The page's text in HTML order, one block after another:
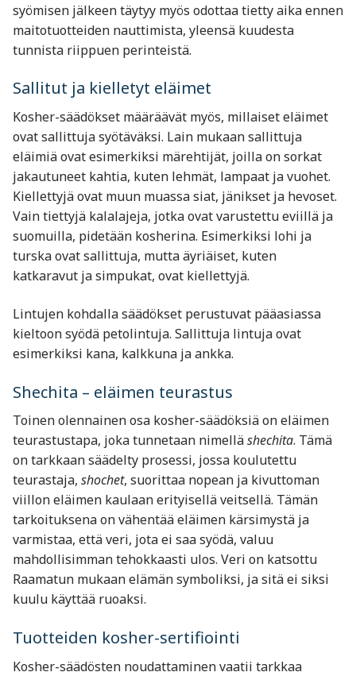
syömisen jälkeen täytyy myös odottaa tietty aika ennen
maitotuotteiden nauttimista, yleensä kuudesta
tunnista riippuen perinteistä.
Sallitut ja kielletyt eläimet
Kosher-säädökset määräävät myös, millaiset eläimet
ovat sallittuja syötäväksi. Lain mukaan sallittuja
eläimiä ovat esimerkiksi märehtijät, joilla on sorkat
jakautuneet kahtia, kuten lehmät, lampaat ja vuohet.
Kiellettyjä ovat muun muassa siat, jänikset ja hevoset.
Vain tiettyjä kalalajeja, jotka ovat varustettu eviillä ja
suomuilla, pidetään kosherina. Esimerkiksi lohi ja
turska ovat sallittuja, mutta äyriäiset, kuten
katkaravut ja simpukat, ovat kiellettyjä.
Lintujen kohdalla säädökset perustuvat pääasiassa
kieltoon syödä petolintuja. Sallittuja lintuja ovat
esimerkiksi kana, kalkkuna ja ankka.
Shechita – eläimen teurastus
Toinen olennainen osa kosher-säädöksiä on eläimen
teurastustapa, joka tunnetaan nimelläshechita. Tämä
on tarkkaan säädelty prosessi, jossa koulutettu
teurastaja, shochet, suorittaa nopean ja kivuttoman
viillon eläimen kaulaan erityisellä veitsellä. Tämän
tarkoituksena on vähentää eläimen kärsimystä ja
varmistaa, että veri, jota ei saa syödä, valuu
mahdollisimman tehokkaasti ulos. Veri on katsottu
Raamatun mukaan elämän symboliksi, ja sitä ei siksi
kuulu käyttää ruoaksi.
Tuotteiden kosher-sertifiointi
Kosher-säädösten noudattaminen vaatii tarkkaa